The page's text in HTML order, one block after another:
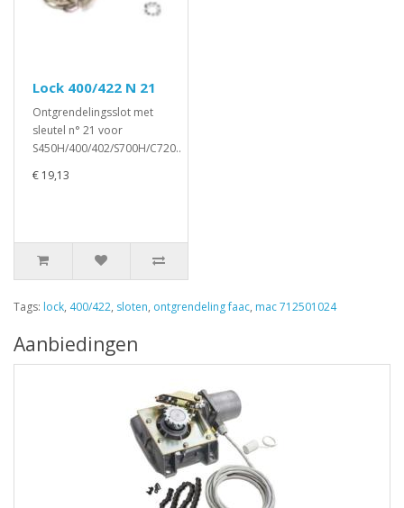
Lock 400/422 N 21
Ontgrendelingsslot met
sleutel n° 21 voor
S450H/400/402/S700H/C720..
€ 19,13
Tags: lock, 400/422, sloten, ontgrendeling faac, mac 712501024
Aanbiedingen